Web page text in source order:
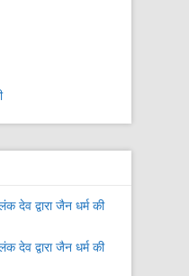
द्वारा जैन धर्म की
द्वारा जैन धर्म की